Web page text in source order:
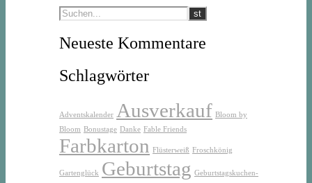
Neueste Kommentare
Schlagwörter
Adventskalender Ausverkauf Bloom by
Bloom Bonustage Danke Fable Friends
Farbkarton Flüsterweiß Froschkönig
Gartenglück Geburtstag Geburtstagskuchen-